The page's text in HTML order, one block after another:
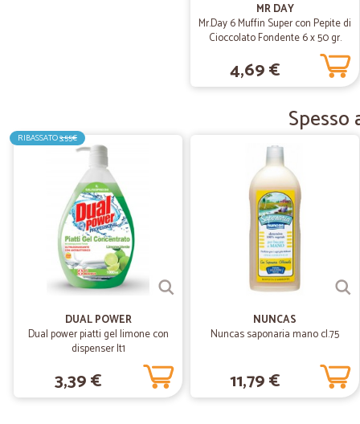
MR DAY
Mr.Day 6 Muffin Super con Pepite di
Cioccolato Fondente 6 x 50 gr.
4,69 €
Spesso
RIBASSATO3,55€
DUAL POWER
Dual power piatti gel limone con
dispenser lt1
3,39 €
NUNCAS
Nuncas saponaria mano cl.75
11,79 €